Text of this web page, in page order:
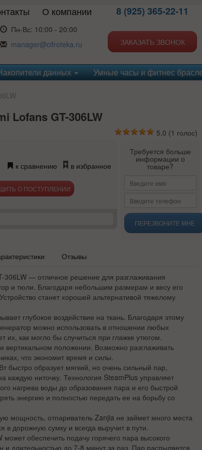
О компании
Пн-Вс: 10:00 - 20:00
manager@cifroteka.ru
8 (925) 365-22-11
ЗАКАЗАТЬ ЗВОНОК
данных Умные часы и фитнес
Lofans GT-306LW
5.0 (1 голос)
к сравнению в избранное
О ПОСТУПЛЕНИИ
Требуется больше
информации о
товаре?
ПЕРЕЗВОНИТЕ МНЕ
Отзывы
306LW — отличное решение для разглаживания
и тюли. Благодаря небольшим размерам и весу его
станет хорошей альтернативой тяжелому
глубокое воздействие на ткань. Благодаря этому
можно использовать в отношении любых
как могло бы случиться при глажке утюгом.
вертикальном положении. Возможно разглаживать
что экономит время и силы.
быстро образует мягкий, но очень сильный пар,
каждую ниточку. Технология SteamPlus управляет
нагрева воды до образования пара и его быстрой
энергию и полностью передать ее на борьбу со
мощность, отпариватель Zanjia не займет много места
в дорожную сумку и всегда выручит в пути.
обеспечить подачу горячего пара высокого
и длительностью до 7-8 минут за раз. Пар распыляется